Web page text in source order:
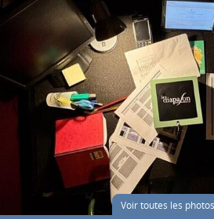
Voir toutes les photos